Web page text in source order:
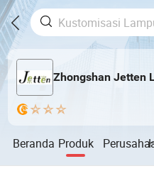
Zhongshan Jetten
Beranda Produk